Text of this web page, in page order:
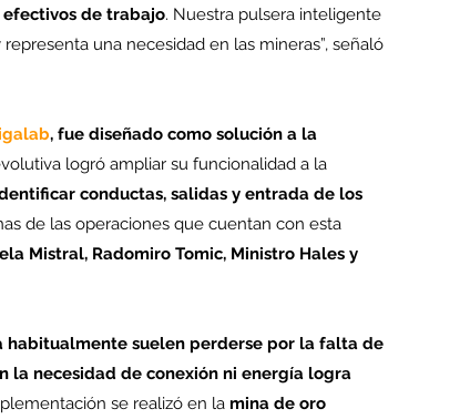
de trabajo. Nuestra pulsera inteligente
una necesidad en las mineras”, señaló
, fue diseñado como solución a la
logró ampliar su funcionalidad a la
conductas, salidas y entrada de los
de las operaciones que cuentan con esta
Mistral, Radomiro Tomic, Ministro Hales y
habitualmente suelen perderse por la falta de
la necesidad de conexión ni energía logra
se realizó en la mina de oro